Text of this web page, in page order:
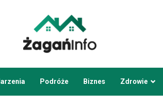
Podróże Biznes Zdrowie